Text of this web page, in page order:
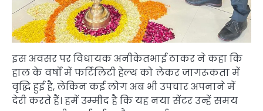
इस अवसर पर विधायक अनीकेतभाई ठाकर ने कहा कि
हाल के वर्षों में फर्टिलिटी हेल्थ को लेकर जागरूकता में
वृद्धि हुई है, लेकिन कई लोग अब भी उपचार अपनाने में
देरी करते हैं। हमें उम्मीद है कि यह नया सेंटर उन्हें समय